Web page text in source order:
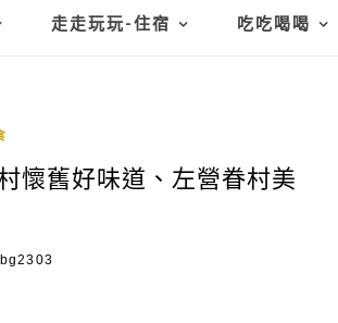
走走玩玩-住宿 吃吃喝喝
懷舊好味道、左營眷村美